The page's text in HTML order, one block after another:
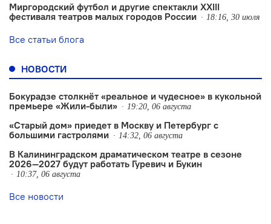
Миргородский футбол и другие спектакли XXIII
фестиваля театров малых городов России
18:16, 30 июля
Все статьи блога
НОВОСТИ
Бокурадзе столкнëт «реальное и чудесное» в кукольной
премьере «Жили-были»
19:20, 06 августа
«Старый дом» приедет в Москву и Петербург с
большими гастролями
14:32, 06 августа
В Калининградском драматическом театре в сезоне
2026—2027 будут работать Гуревич и Букин
10:37, 06 августа
Все новости